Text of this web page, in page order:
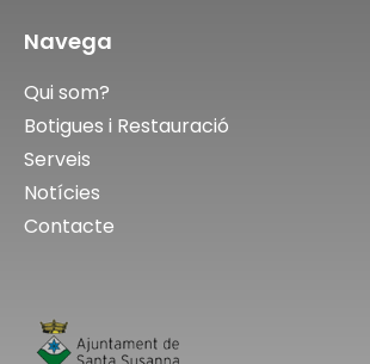
Navega
Qui som?
Botigues i Restauració
Serveis
Notícies
Contacte